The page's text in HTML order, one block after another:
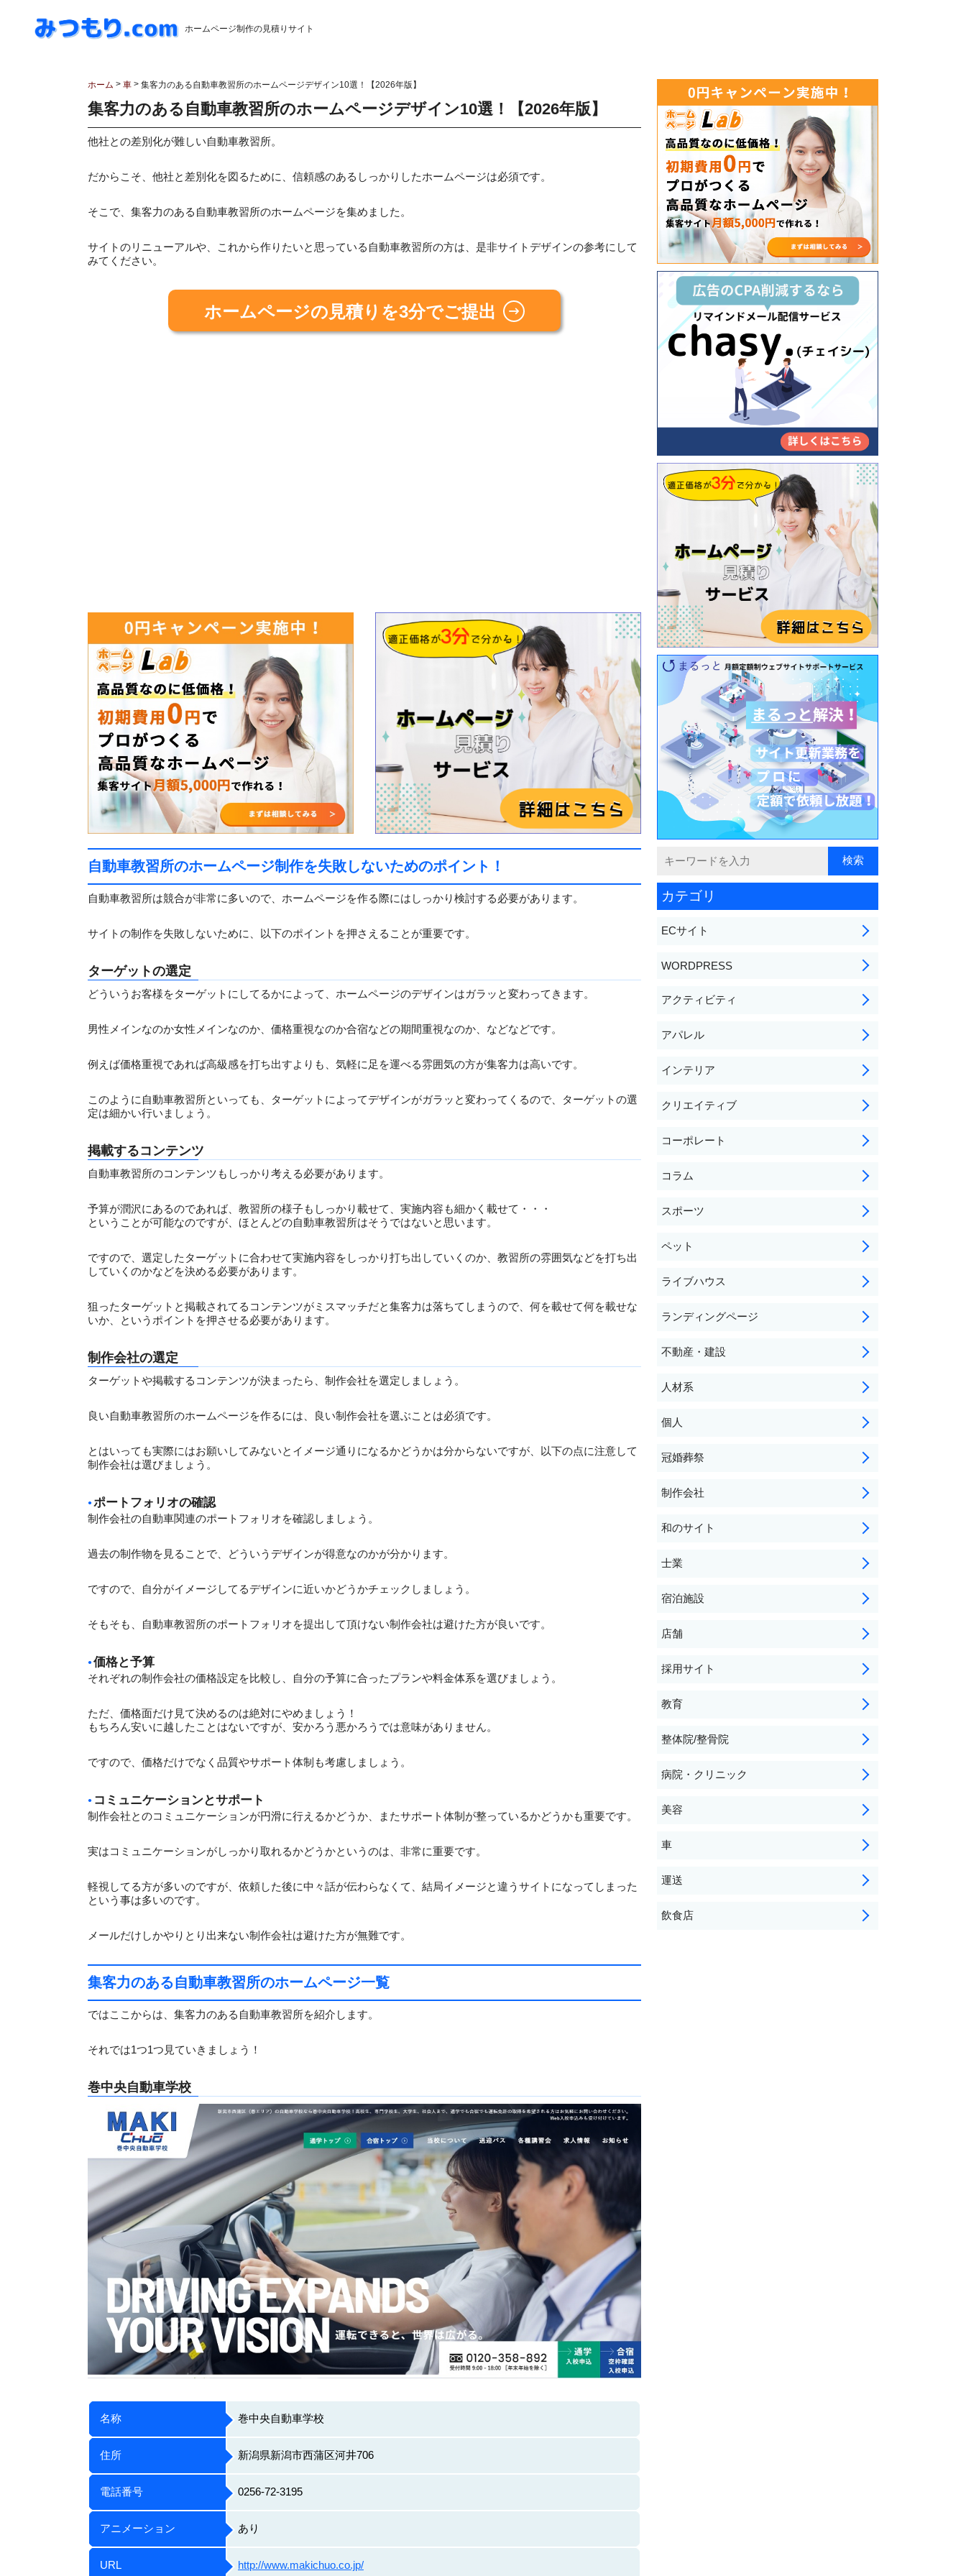
ホームページ制作の見積りサイト
ホーム > 車 > 集客力のある自動車教習所のホームページデザイン10選！【2026年版】
集客力のある自動車教習所のホームページデザイン10選！【2026年版】
他社との差別化が難しい自動車教習所。
だからこそ、他社と差別化を図るために、信頼感のあるしっかりしたホームページは必須です。
そこで、集客力のある自動車教習所のホームページを集めました。
サイトのリニューアルや、これから作りたいと思っている自動車教習所の方は、是非サイトデザインの参考にして
みてください。
ホームページの見積りを3分でご提出
自動車教習所のホームページ制作を失敗しないためのポイント！
自動車教習所は競合が非常に多いので、ホームページを作る際にはしっかり検討する必要があります。
サイトの制作を失敗しないために、以下のポイントを押さえることが重要です。
ターゲットの選定
どういうお客様をターゲットにしてるかによって、ホームページのデザインはガラッと変わってきます。
男性メインなのか女性メインなのか、価格重視なのか合宿などの期間重視なのか、などなどです。
例えば価格重視であれば高級感を打ち出すよりも、気軽に足を運べる雰囲気の方が集客力は高いです。
このように自動車教習所といっても、ターゲットによってデザインがガラッと変わってくるので、ターゲットの選
定は細かい行いましょう。
掲載するコンテンツ
自動車教習所のコンテンツもしっかり考える必要があります。
予算が潤沢にあるのであれば、教習所の様子もしっかり載せて、実施内容も細かく載せて・・・
ということが可能なのですが、ほとんどの自動車教習所はそうではないと思います。
ですので、選定したターゲットに合わせて実施内容をしっかり打ち出していくのか、教習所の雰囲気などを打ち出
していくのかなどを決める必要があります。
狙ったターゲットと掲載されてるコンテンツがミスマッチだと集客力は落ちてしまうので、何を載せて何を載せな
いか、というポイントを押させる必要があります。
制作会社の選定
ターゲットや掲載するコンテンツが決まったら、制作会社を選定しましょう。
良い自動車教習所のホームページを作るには、良い制作会社を選ぶことは必須です。
とはいっても実際にはお願いしてみないとイメージ通りになるかどうかは分からないですが、以下の点に注意して
制作会社は選びましょう。
ポートフォリオの確認
制作会社の自動車関連のポートフォリオを確認しましょう。
過去の制作物を見ることで、どういうデザインが得意なのかが分かります。
ですので、自分がイメージしてるデザインに近いかどうかチェックしましょう。
そもそも、自動車教習所のポートフォリオを提出して頂けない制作会社は避けた方が良いです。
価格と予算
それぞれの制作会社の価格設定を比較し、自分の予算に合ったプランや料金体系を選びましょう。
ただ、価格面だけ見て決めるのは絶対にやめましょう！
もちろん安いに越したことはないですが、安かろう悪かろうでは意味がありません。
ですので、価格だけでなく品質やサポート体制も考慮しましょう。
コミュニケーションとサポート
制作会社とのコミュニケーションが円滑に行えるかどうか、またサポート体制が整っているかどうかも重要です。
実はコミュニケーションがしっかり取れるかどうかというのは、非常に重要です。
軽視してる方が多いのですが、依頼した後に中々話が伝わらなくて、結局イメージと違うサイトになってしまった
という事は多いのです。
メールだけしかやりとり出来ない制作会社は避けた方が無難です。
集客力のある自動車教習所のホームページ一覧
ではここからは、集客力のある自動車教習所を紹介します。
それでは1つ1つ見ていきましょう！
巻中央自動車学校
名称 巻中央自動車学校
住所 新潟県新潟市西蒲区河井706
電話番号 0256-72-3195
アニメーション あり
URL http://www.makichuo.co.jp/
カテゴリ
ECサイト
WORDPRESS
アクティビティ
アパレル
インテリア
クリエイティブ
コーポレート
コラム
スポーツ
ペット
ライブハウス
ランディングページ
不動産・建設
人材系
個人
冠婚葬祭
制作会社
和のサイト
士業
宿泊施設
店舗
採用サイト
教育
整体院/整骨院
病院・クリニック
美容
車
運送
飲食店